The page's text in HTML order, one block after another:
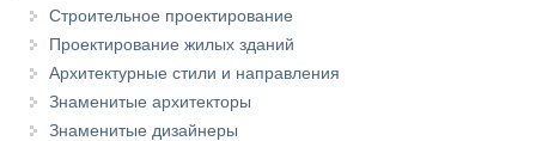
Строительное проектирование
Проектирование жилых зданий
Архитектурные стили и направления
Знаменитые архитекторы
Знаменитые дизайнеры